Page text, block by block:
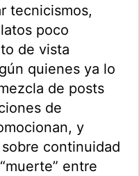
tecnicismos,
poco
de vista
quienes ya lo
de posts
de
y
continuidad
entre